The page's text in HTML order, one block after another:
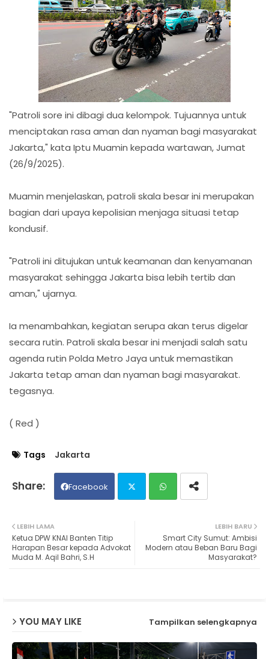
"Patroli sore ini dibagi dua kelompok. Tujuannya untuk
menciptakan rasa aman dan nyaman bagi masyarakat
Jakarta," kata Iptu Muamin kepada wartawan, Jumat
(26/9/2025).
Muamin menjelaskan, patroli skala besar ini merupakan
bagian dari upaya kepolisian menjaga situasi tetap
kondusif.
"Patroli ini ditujukan untuk keamanan dan kenyamanan
masyarakat sehingga Jakarta bisa lebih tertib dan
aman," ujarnya.
Ia menambahkan, kegiatan serupa akan terus digelar
secara rutin. Patroli skala besar ini menjadi salah satu
agenda rutin Polda Metro Jaya untuk memastikan
Jakarta tetap aman dan nyaman bagi masyarakat.
tegasnya.
( Red )
Tags Jakarta
Facebook
ats
LEBIH BARU
Smart City Sumut: Ambisi
Modern atau Beban Baru Bagi
Masyarakat?
LEBIH LAMA
Ketua DPW KNAI Banten Titip
Harapan Besar kepada Advokat
Muda M. Aqil Bahri, S.H
YOU MAY LIKE Tampilkan selengkapnya